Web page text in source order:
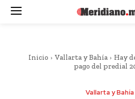
Inicio Vallarta y Bahía
Hay
pago del predial
Vallarta y Bahía